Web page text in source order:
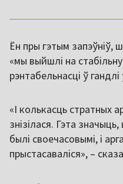
Ён пры гэтым запэўніў,
«мы выйшлі на
рэнтабельнасці ў
«І колькасць стратных
знізілася. Гэта
былі своечасовымі, і
прыстасаваліся», –